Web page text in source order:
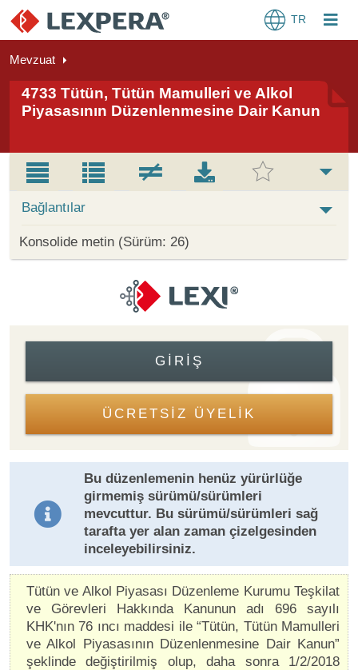
TR
Mevzuat
4733 Tütün, Tütün Mamulleri ve Alkol
Piyasasının Düzenlenmesine Dair Kanun
Bağlantılar
Konsolide metin (Sürüm: 26)
GIRIŞ
ÜCRETSİZ ÜYELİK
Bu düzenlemenin henüz yürürlüğe
girmemiş sürümü/sürümleri
mevcuttur. Bu sürümü/sürümleri sağ
tarafta yer alan zaman çizelgesinden
inceleyebilirsiniz.
Tütün ve Alkol Piyasası Düzenleme Kurumu Teşkilat
ve Görevleri Hakkında Kanunun adı 696 sayılı
KHK'nın 76 ıncı maddesi ile “Tütün, Tütün Mamulleri
ve Alkol Piyasasının Düzenlenmesine Dair Kanun”
şeklinde değiştirilmiş olup, daha sonra 1/2/2018